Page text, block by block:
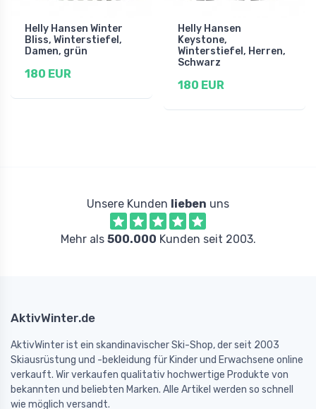
Helly Hansen Winter
Bliss, Winterstiefel,
Damen, grün
180 EUR
Helly Hansen
Keystone,
Winterstiefel, Herren,
Schwarz
180 EUR
Unsere Kunden lieben uns
Mehr als 500.000 Kunden seit 2003.
AktivWinter.de
AktivWinter ist ein skandinavischer Ski-Shop, der seit 2003
Skiausrüstung und -bekleidung für Kinder und Erwachsene online
verkauft. Wir verkaufen qualitativ hochwertige Produkte von
bekannten und beliebten Marken. Alle Artikel werden so schnell
wie möglich versandt.